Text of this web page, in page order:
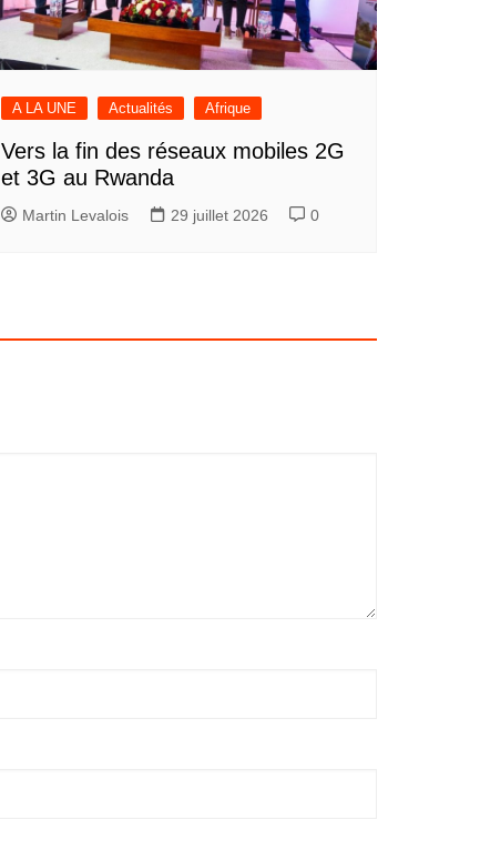
A LA UNE Actualités Afrique
Vers la fin des réseaux mobiles 2G
et 3G au Rwanda
Martin Levalois 29 juillet 2026 0